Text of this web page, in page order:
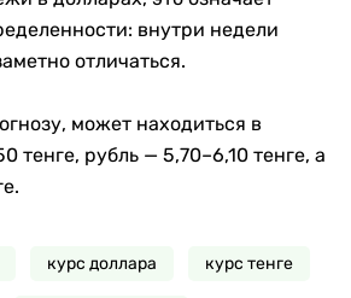
внутри недели
отличаться.
может находиться в
тенге, рубль — 5,70–6,10 тенге, а
курс доллара курс тенге